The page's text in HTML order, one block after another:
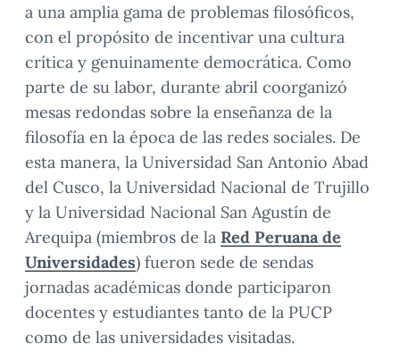
a una amplia gama de problemas filosóficos,
con el propósito de incentivar una cultura
crítica y genuinamente democrática. Como
parte de su labor, durante abril coorganizó
mesas redondas sobre la enseñanza de la
filosofía en la época de las redes sociales. De
esta manera, la Universidad San Antonio Abad
del Cusco, la Universidad Nacional de Trujillo
y la Universidad Nacional San Agustín de
Arequipa (miembros de la Red Peruana de
Universidades) fueron sede de sendas
jornadas académicas donde participaron
docentes y estudiantes tanto de la PUCP
como de las universidades visitadas.